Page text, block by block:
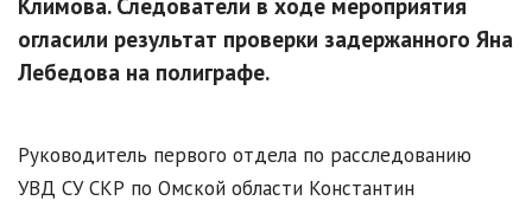
Климова. Следователи в ходе мероприятия
огласили результат проверки задержанного Яна
Лебедова на полиграфе.
Руководитель первого отдела по расследованию
УВД СУ СКР по Омской области Константин